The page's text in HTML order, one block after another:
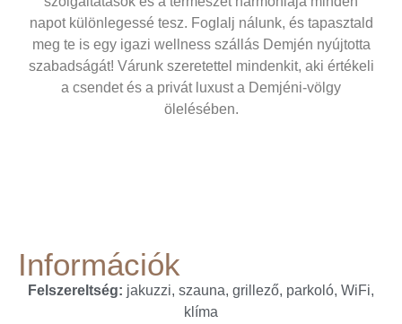
napot különlegessé tesz. Foglalj nálunk, és tapasztald
meg te is egy igazi wellness szállás Demjén nyújtotta
szabadságát! Várunk szeretettel mindenkit, aki értékeli
a csendet és a privát luxust a Demjéni-völgy
ölelésében.
Információk
Felszereltség: jakuzzi, szauna, grillező, parkoló, WiFi,
klíma